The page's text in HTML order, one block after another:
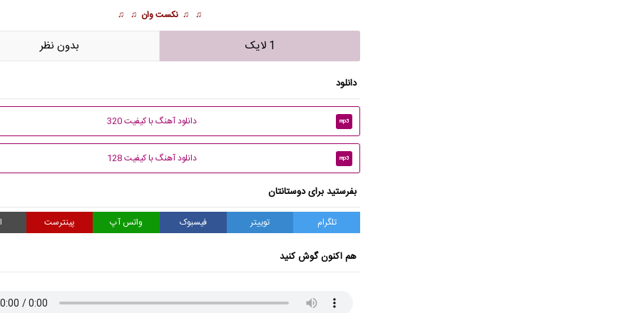
♫ ♫ نکست وان ♫ ♫
1 لایک بدون نظر
دانلود
mp3 دانلود آهنگ با کیفیت 320
mp3 دانلود آهنگ با کیفیت 128
بفرستید برای دوستانتان
تلگرام توییتر فیسبوک واتس آپ پینترست
هم اکنون گوش کنید